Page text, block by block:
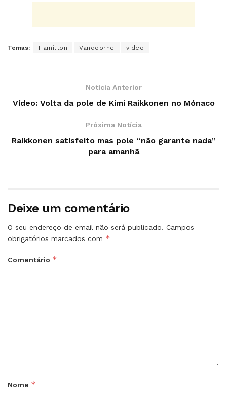
Temas: Hamilton Vandoorne video
Notícia Anterior
Vídeo: Volta da pole de Kimi Raikkonen no Mónaco
Próxima Notícia
Raikkonen satisfeito mas pole “não garante nada”
para amanhã
Deixe um comentário
O seu endereço de email não será publicado. Campos
obrigatórios marcados com *
Comentário *
Nome *